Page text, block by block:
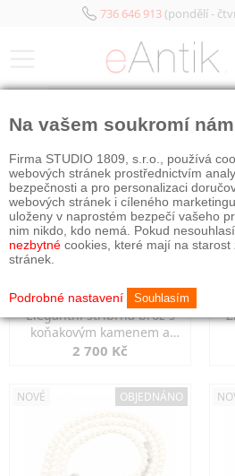
736 646 913(pondělí -
Elegantní stříbrná brož s
koňakovým kamenem a
markazity
2 700 Kč
NOVÉ OBJEDNÁNO
Na vašem soukromí
Firma STUDIO 1809, s.r.o., používá
webových stránek prostřednictvím
bezpečnosti a pro personalizaci
webových stránek i cíleného
uloženy v naprostém bezpečí vašeho
nim nikdo, kdo nemá. Pokud
nezbytné cookies, které mají na
stránek.
Podrobné nastavení Souhlasím